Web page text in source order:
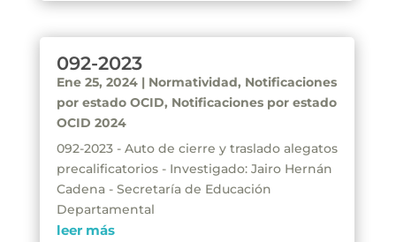
092-2023
Ene 25, 2024| Normatividad, Notificaciones
por estado OCID, Notificaciones por estado
OCID 2024
092-2023 - Auto de cierre y traslado alegatos
precalificatorios - Investigado: Jairo Hernán
Cadena - Secretaría de Educación
Departamental
leer más